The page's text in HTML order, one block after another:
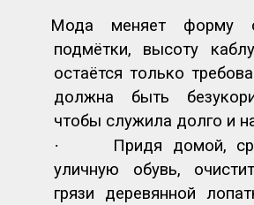
Мода меняет форму
подмётки, высоту
остаётся только
должна быть
чтобы служила долго и
·
Придя домой,
уличную обувь,
грязи деревянной